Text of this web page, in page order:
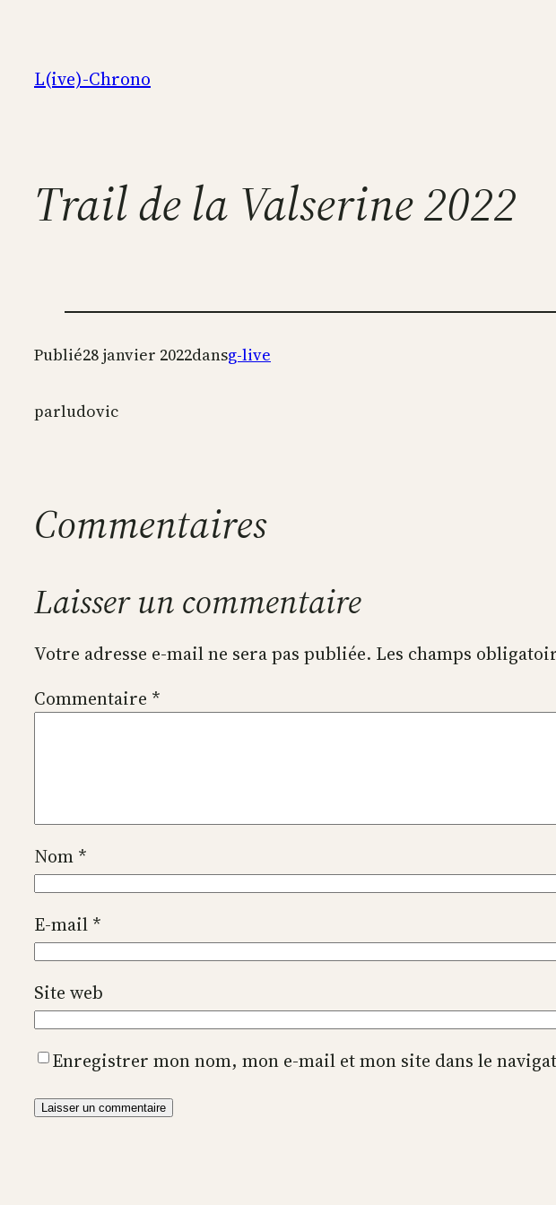
contenu
L(ive)-Chrono
Trail de la Valserine 2022
Publié28 janvier 2022dansg-live
parludovic
Commentaires
Laisser un commentaire
Votre adresse e-mail ne sera pas publiée. Les champs
Commentaire *
Nom *
E-mail *
Site web
Enregistrer mon nom, mon e-mail et mon site dans le